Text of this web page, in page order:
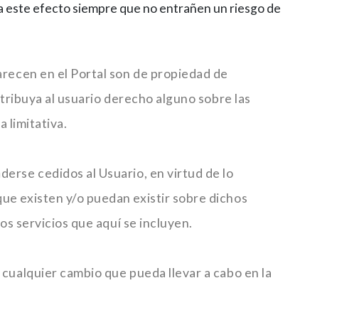
efecto siempre que no entrañen un riesgo de
en el Portal son de propiedad de
al usuario derecho alguno sobre las
limitativa.
cedidos al Usuario, en virtud de lo
existen y/o puedan existir sobre dichos
servicios que aquí se incluyen.
cambio que pueda llevar a cabo en la